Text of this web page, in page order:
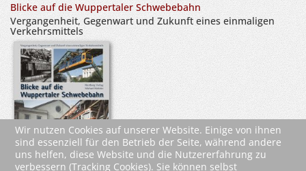
Blicke auf die Wuppertaler Schwebebahn
Vergangenheit, Gegenwart und Zukunft eines einmaligen
Verkehrsmittels
Wir nutzen Cookies auf unserer Website. Einige von ihnen
sind essenziell für den Betrieb der Seite, während andere
uns helfen, diese Website und die Nutzererfahrung zu
verbessern (Tracking Cookies). Sie können selbst